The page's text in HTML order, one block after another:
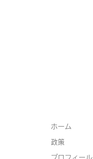
ホーム
政策
プロフィール